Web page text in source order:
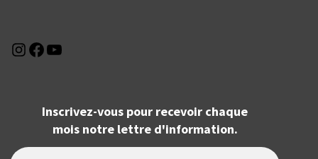
Instagram
Facebook
Inscrivez-vous pour recevoir chaque
mois notre lettre d'information.